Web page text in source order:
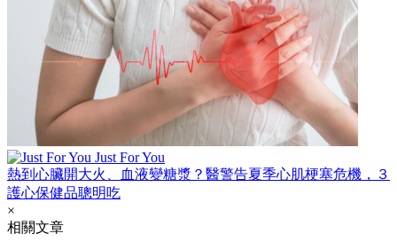
Just For You
熱到心臟開大火、血液變糖漿？醫警告夏季心肌梗塞危機，３
護心保健品聰明吃
×
相關文章